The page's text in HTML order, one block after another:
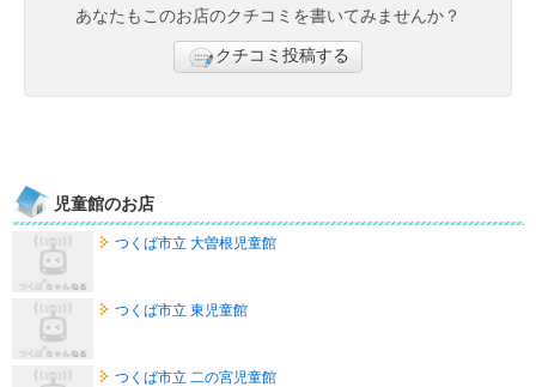
あなたもこのお店のクチコミを書いてみませんか？
クチコミ投稿する
児童館のお店
つくば市立 大曽根児童館
つくば市立 東児童館
つくば市立 二の宮児童館